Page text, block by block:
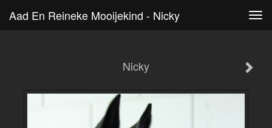
Aad En Reineke Mooijekind - Nicky
Nicky